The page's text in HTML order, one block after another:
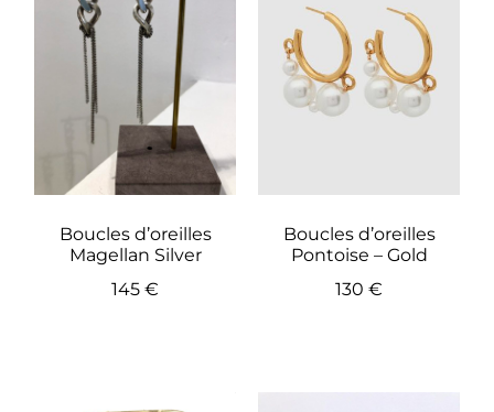
Boucles d’oreilles
Magellan Silver
145 €
Boucles d’oreilles
Pontoise – Gold
130 €